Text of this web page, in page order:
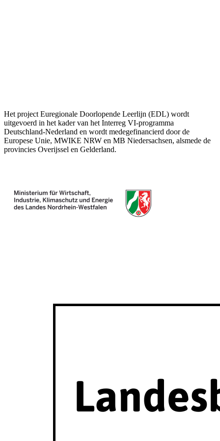
Het project Euregionale Doorlopende Leerlijn (EDL) wordt
uitgevoerd in het kader van het Interreg VI-programma
Deutschland-Nederland en wordt medegefinancierd door de
Europese Unie, MWIKE NRW en MB Niedersachsen, alsmede de
provincies Overijssel en Gelderland.